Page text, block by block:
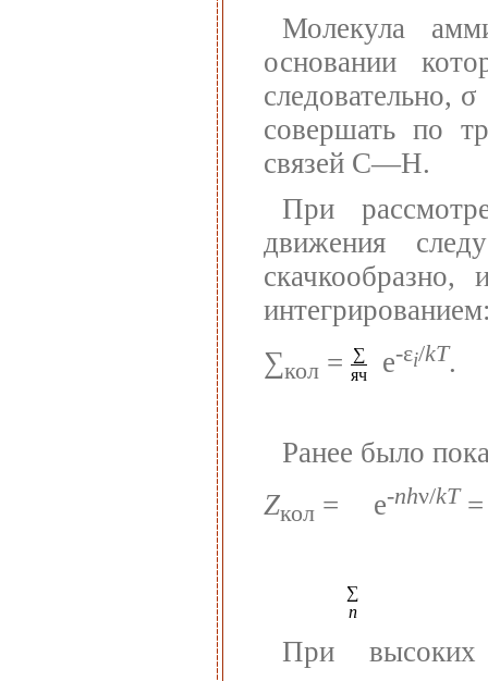
Молекула
основании
следовательно,
совершать по
связей С—Н.
При
движения
∑кол =
∑
яч
e-εi/kT.
Ранее было
Zкол =
∑
n
e-nhν/kT
При